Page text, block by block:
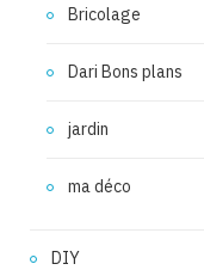
Bricolage
Dari Bons plans
jardin
ma déco
DIY